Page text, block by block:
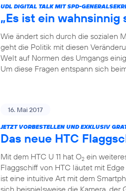
UDL DIGITAL TALK MIT SPD-
„Es ist ein wahnsinnig
Wie ändert sich durch die sozialen
geht die Politik mit diesen
Welt auf Normen des Umgangs
Um diese Fragen entspann sich
16. Mai 2017
JETZT VORBESTELLEN UND EXKLUSIV
Das neue HTC
Mit dem HTC U 11 hat O2 ein
Flaggschiff von HTC läutet mit
ist eine intuitive Art mit dem
sich beispielsweise die Kamera,